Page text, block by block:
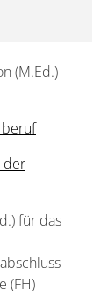
(M.Ed.)
der
für das
(FH)